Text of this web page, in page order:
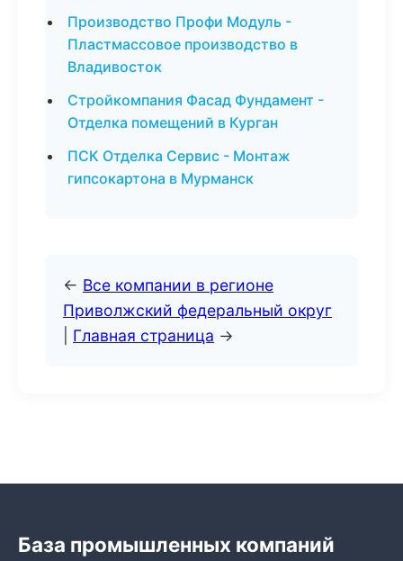
Производство Профи Модуль -
Пластмассовое производство в
Владивосток
Стройкомпания Фасад Фундамент -
Отделка помещений в Курган
ПСК Отделка Сервис - Монтаж
гипсокартона в Мурманск
← Все компании в регионе
Приволжский федеральный округ
Главная страница →
База промышленных компаний